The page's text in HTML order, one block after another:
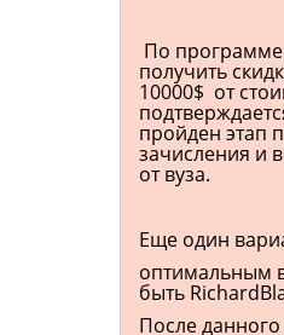
По
получить
10000$ от
пройден этап
зачисления и
от вуза.
Еще один
оптимальным
быть
После